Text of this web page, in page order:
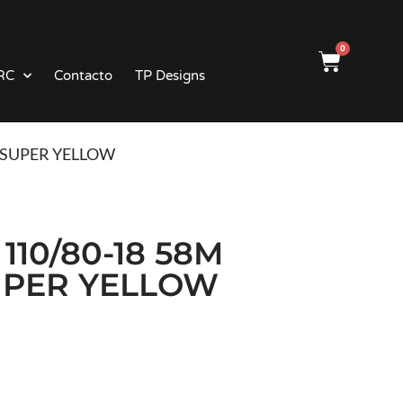
Contacto TP Designs
0
YELLOW
80-18 58M
YELLOW